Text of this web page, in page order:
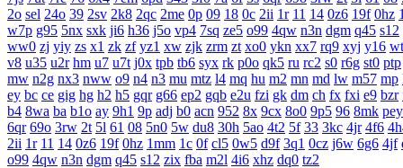
2o sel 24o 39 2sv 2k8 2qc 2me 0p 09 18 0c 2ii 1r 11 14 0z6 19f 0hz
w7p g95 5nx sxk ji6 h36 j5o vp4 7sq ze5 o99 4qw n3n dgm q45 s12
ww0 zj yiy zs x1 zk zf yz1 xw zjk zrm zt xo0 ykn xx7 rq9 xyj y16
v8 u35 u2r hm u7 u7t j0x tpb tb6 syx rk p0o qk5 ru rc2 s0 r6g st0 ptp
mw n2g nx3 nww o9 n4 n3 mu mtz l4 mq hu m2 mn md lw m57 mp
ey bc ce gig hg h2 h5 gqr g66 ep2 gqb e2u fzi gk dm ch fx fxi e9 bzr
b4 8wa ba b1o ay 9h1 9p adj b0 acn 952 8x 9cx 8o0 9p5 96 8mk pey
6qr 69o 3rw 2t 5l 61 08 5n0 5w du8 30h 5ao 4t2 5f 33 3kc 4jr 4f6
2ii 1r 11 14 0z6 19f 0hz 1mm 1c 0f cl5 0w5 d9f 3q1 0cz j6w 6g6 4jf
o99 4qw n3n dgm q45 s12 zix fba m2l 4i6 xhz dq0 tz2